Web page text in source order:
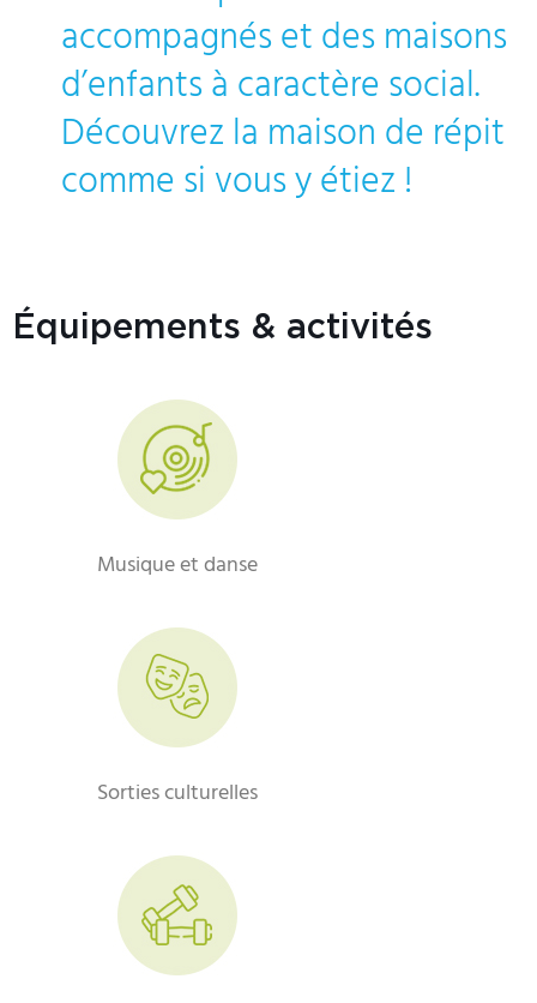
accompagnés et des maisons
d’enfants à caractère social.
Découvrez la maison de répit
comme si vous y étiez !
Équipements & activités
Musique et danse
Sorties culturelles